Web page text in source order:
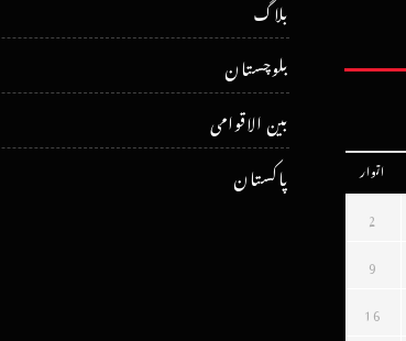
بلاگ
بلوچستان
بین الاقوامی
پاکستان
اتوار
2
9
16